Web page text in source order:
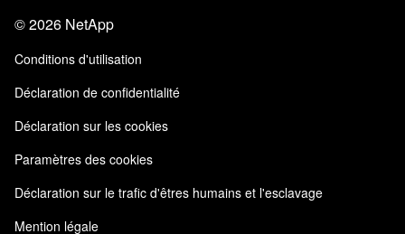
Apprendre
Trust Center
Responsabilité & durabilité
Certifications de la qualité
NetApp Instaclustr
Blog
Expérience client
Témoignages clients
Commentaires sur le site
Accessibilité
Mes abonnements
©2026 NetApp
Conditions d'utilisation
Déclaration de confidentialité
Déclaration sur les cookies
Paramètres des cookies
Déclaration sur le trafic d'êtres humains et l'esclavage
Mention légale